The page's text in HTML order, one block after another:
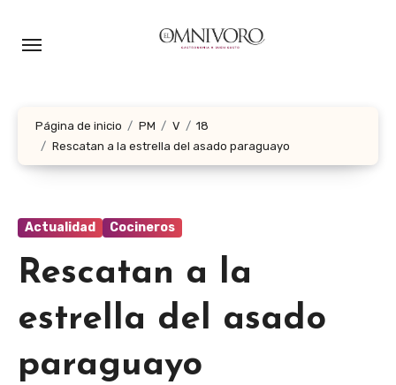
Página de inicio PM V
18
Rescatan a la estrella del asado paraguayo
Actualidad Cocineros
Rescatan a la
estrella del asado
paraguayo